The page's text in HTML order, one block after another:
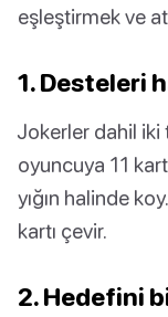
eşleştirmek ve
1. Desteleri
Jokerler dahil iki
oyuncuya 11
yığın halinde
kartı çevir.
2. Hedefini